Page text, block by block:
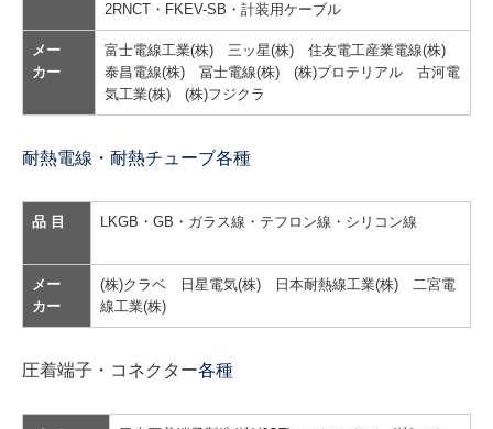
2RNCT・FKEV-SB・計装用ケーブル
メー
カー
富士電線工業(株) 三ッ星(株) 住友電工産業電線(株)
泰昌電線(株) 冨士電線(株) (株)プロテリアル 古河電
気工業(株) (株)フジクラ
耐熱電線・耐熱チューブ各種
品 目 LKGB・GB・ガラス線・テフロン線・シリコン線
メー
カー
(株)クラベ 日星電気(株) 日本耐熱線工業(株) 二宮電
線工業(株)
圧着端子・コネクター各種